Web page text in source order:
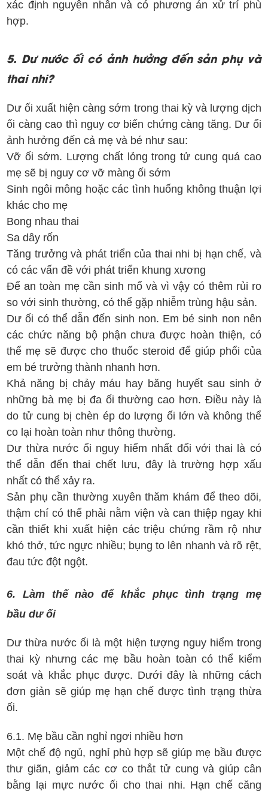
xác định nguyên nhân và có phương án xử trí phù
hợp.
5. Dư nước ối có ảnh hưởng đến sản phụ và
thai nhi?
Dư ối xuất hiện càng sớm trong thai kỳ và lượng dịch
ối càng cao thì nguy cơ biến chứng càng tăng. Dư ối
ảnh hưởng đến cả mẹ và bé như sau:
Vỡ ối sớm. Lượng chất lỏng trong tử cung quá cao
mẹ sẽ bị nguy cơ vỡ màng ối sớm
Sinh ngôi mông hoặc các tình huống không thuận lợi
khác cho mẹ
Bong nhau thai
Sa dây rốn
Tăng trưởng và phát triển của thai nhi bị hạn chế, và
có các vấn đề với phát triển khung xương
Để an toàn mẹ cần sinh mổ và vì vậy có thêm rủi ro
so với sinh thường, có thể gặp nhiễm trùng hậu sản.
Dư ối có thể dẫn đến sinh non. Em bé sinh non nên
các chức năng bộ phận chưa được hoàn thiện, có
thể mẹ sẽ được cho thuốc steroid để giúp phổi của
em bé trưởng thành nhanh hơn.
Khả năng bị chảy máu hay băng huyết sau sinh ở
những bà mẹ bị đa ối thường cao hơn. Điều này là
do tử cung bị chèn ép do lượng ối lớn và không thể
co lại hoàn toàn như thông thường.
Dư thừa nước ối nguy hiểm nhất đối với thai là có
thể dẫn đến thai chết lưu, đây là trường hợp xấu
nhất có thể xảy ra.
Sản phụ cần thường xuyên thăm khám để theo dõi,
thậm chí có thể phải nằm viện và can thiệp ngay khi
cần thiết khi xuất hiện các triệu chứng rầm rộ như
khó thở, tức ngực nhiều; bụng to lên nhanh và rõ rệt,
đau tức đột ngột.
6. Làm thế nào để khắc phục tình trạng mẹ
bầu dư ối
Dư thừa nước ối là một hiện tượng nguy hiểm trong
thai kỳ nhưng các mẹ bầu hoàn toàn có thể kiểm
soát và khắc phục được. Dưới đây là những cách
đơn giản sẽ giúp mẹ hạn chế được tình trạng thừa
ối.
6.1. Mẹ bầu cần nghỉ ngơi nhiều hơn
Một chế độ ngủ, nghỉ phù hợp sẽ giúp mẹ bầu được
thư giãn, giảm các cơ co thắt tử cung và giúp cân
bằng lại mực nước ối cho thai nhi. Hạn chế căng